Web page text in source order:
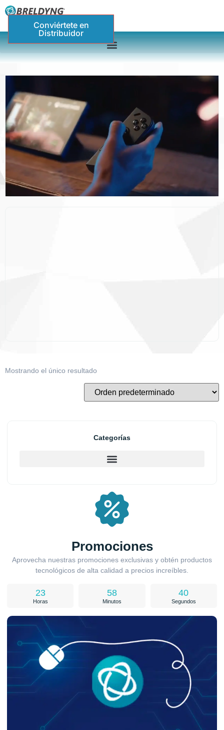
Conviértete en
Distribuidor
Categorías
Promociones
Aprovecha nuestras promociones exclusivas y obtén productos
tecnológicos de alta calidad a precios increíbles.
23
Horas
58
Minutos
39
Segundos
Mostrando el único resultado